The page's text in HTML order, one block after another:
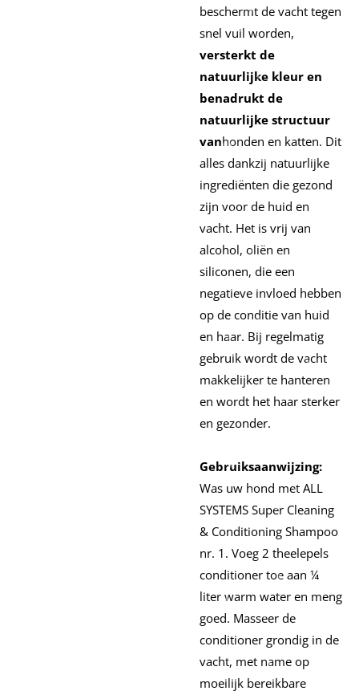
beschermt de vacht tegen
snel vuil worden,
versterkt de
natuurlijke kleur en
benadrukt de
natuurlijke structuur
vanhonden en katten. Dit
alles dankzij natuurlijke
ingrediënten die gezond
zijn voor de huid en
vacht. Het is vrij van
alcohol, oliën en
siliconen, die een
negatieve invloed hebben
op de conditie van huid
en haar. Bij regelmatig
gebruik wordt de vacht
makkelijker te hanteren
en wordt het haar sterker
en gezonder.
Gebruiksaanwijzing:
Was uw hond met ALL
SYSTEMS Super Cleaning
& Conditioning Shampoo
nr. 1. Voeg 2 theelepels
conditioner toe aan ¼
liter warm water en meng
goed. Masseer de
conditioner grondig in de
vacht, met name op
moeilijk bereikbare